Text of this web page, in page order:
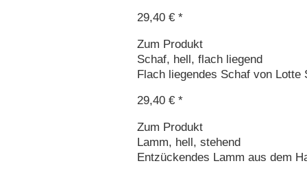
29,40 € *
Zum Produkt
Schaf, hell, flach liegend
Flach liegendes Schaf von Lotte
29,40 € *
Zum Produkt
Lamm, hell, stehend
Entzückendes Lamm aus dem